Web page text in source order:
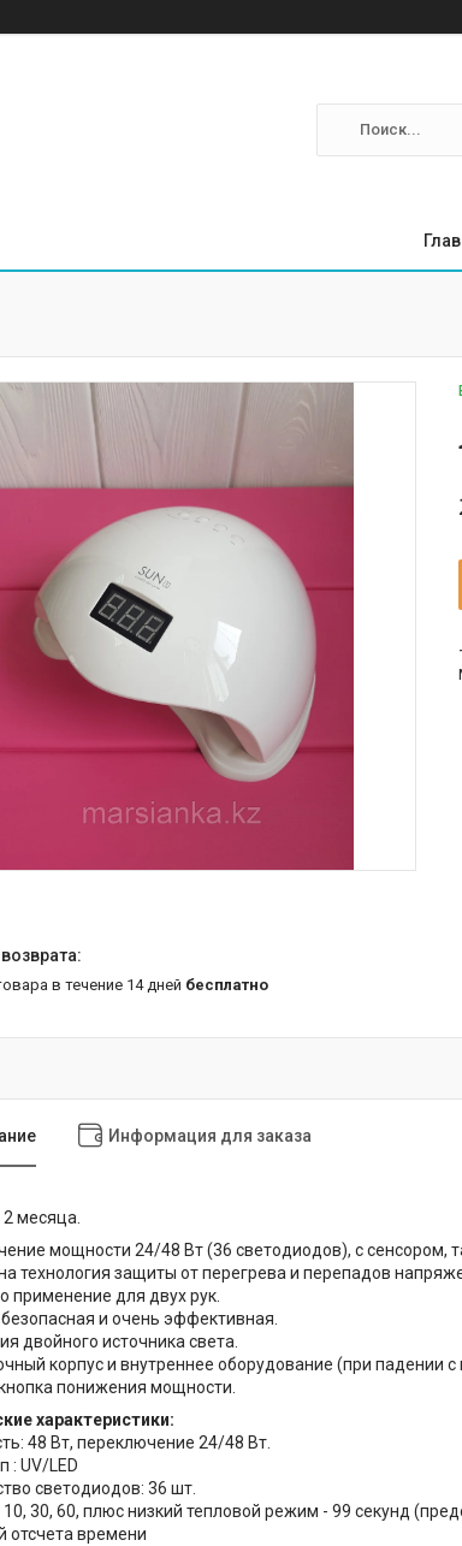
в течение 14 дней бесплатно
Информация для заказа
2 месяца.
мощности 24/48 Вт (36 светодиодов), с сенсором,
технология защиты от перегрева и перепадов
применение для двух рук.
и очень эффективная.
двойного источника света.
корпус и внутреннее оборудование (при падении
понижения мощности.
характеристики:
48 Вт, переключение 24/48 Вт.
: UV/LED
светодиодов: 36 шт.
30, 60, плюс низкий тепловой режим - 99 секунд
отсчета времени